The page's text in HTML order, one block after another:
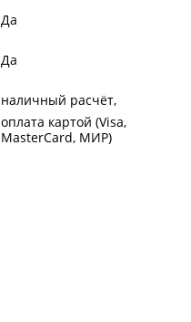
Да
Да
наличный расчёт
оплата картой (Visa,
MasterCard, МИР)